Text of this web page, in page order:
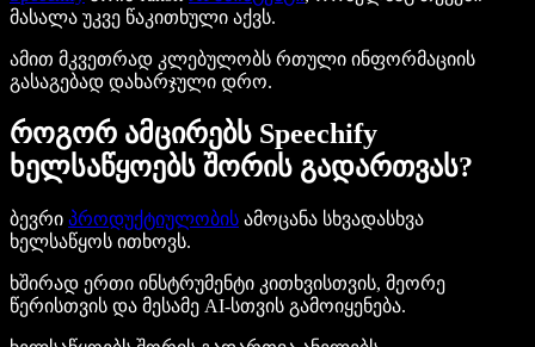
მასალა უკვე წაკითხული აქვს.
ამით მკვეთრად კლებულობს რთული ინფორმაციის
გასაგებად დახარჯული დრო.
როგორ ამცირებს Speechify
ხელსაწყოებს შორის გადართვას?
ბევრი პროდუქტიულობის ამოცანა სხვადასხვა
ხელსაწყოს ითხოვს.
ხშირად ერთი ინსტრუმენტი კითხვისთვის, მეორე
წერისთვის და მესამე AI-სთვის გამოიყენება.